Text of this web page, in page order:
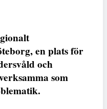
en plats för
och
som